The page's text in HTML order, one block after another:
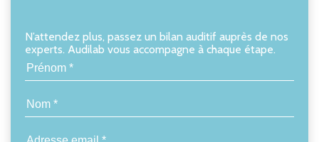
N’attendez plus, passez un bilan auditif auprès de nos
experts. Audilab vous accompagne à chaque étape.